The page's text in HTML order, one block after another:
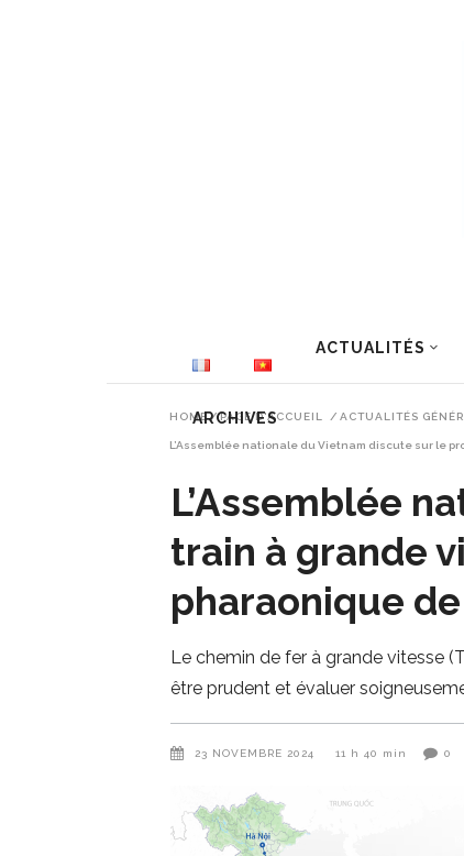
ACTUALITÉS
ARCHIVES
HOME/PAGE D'ACCUEIL / ACTUALITÉS
L’Assemblée nationale du Vietnam discute sur le
L’Assemblée
train à grande
pharaonique
Le chemin de fer à grande vitesse
être prudent et évaluer
23 NOVEMBRE 2024 11 h 40 min 0